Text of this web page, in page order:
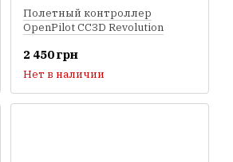
Полетный контроллер
OpenPilot CC3D Revolution
2 450 грн
Нет в наличии